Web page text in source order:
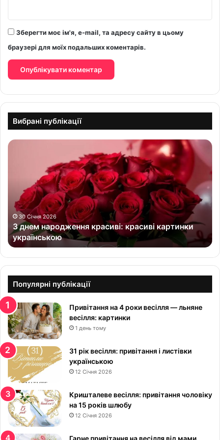
Зберегти моє ім'я, e-mail, та адресу сайту в цьому
браузері для моїх подальших коментарів.
Вибрані публікації
З
д
ж
е
н
к
р
а
с
и
в
і
к
р
а
с
и
в
30 Січня 2026
З днем народження красиві: красиві картинки
українською
Популярні публікації
Привітання на 4 роки весілля — льняне
весілля: картинки
1 день тому
31 рік весілля: привітання і листівки
українською
12 Січня 2026
Кришталеве весілля: привітання чоловіку
на 15 років шлюбу
12 Січня 2026